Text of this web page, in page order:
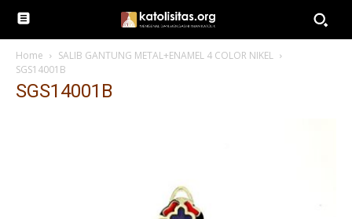
Home
SALIB GANTUNG METAL+ENAMEL 4 COLOR NIKEL
SGS14001B
SGS14001B